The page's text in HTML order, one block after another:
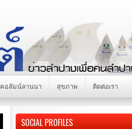
คอลัมน์ลานนา สุขภาพ ติดต่อเรา
SOCIAL PROFILES